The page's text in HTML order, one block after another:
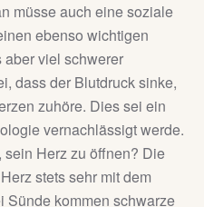
müsse auch eine soziale
ebenso wichtigen
aber viel schwerer
dass der Blutdruck sinke,
zuhöre. Dies sei ein
vernachlässigt werde.
sein Herz zu öffnen? Die
stets sehr mit dem
Sünde kommen schwarze